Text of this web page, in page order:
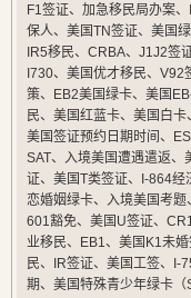
F1签证、 加急移民局办案、
保人、 美国TN签证、 美国
IR5移民、 CRBA、 J1J2签
I730、 美国优才移民、 V92
策、 EB2美国绿卡、 美国
民、 美国红蓝卡、 美国白卡、
美国签证预约日期时间 、
SAT、 入境美国遭遇遣返、
证、 美国T类签证、 I-864经
恋婚姻绿卡、 入境美国考题、
601豁免、 美国U签证、
业移民、 EB1、 美国K1未婚
民、 IR签证、 美国工签、 I-
期、 美国特殊青少年绿卡（